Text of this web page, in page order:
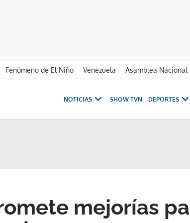
Fenómeno de El Niño Venezuela Asamblea Nacional
NOTICIAS SHOW TVN DEPORTES
mejorías